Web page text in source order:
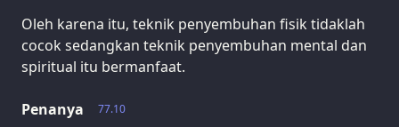
Oleh karena itu, teknik penyembuhan fisik tidaklah
cocok sedangkan teknik penyembuhan mental dan
spiritual itu bermanfaat.
77.10
Penanya